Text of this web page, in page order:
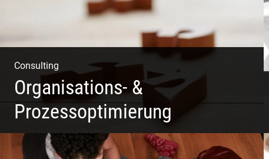
Consulting
Organisations- &
Prozessoptimierung
Erfolg ermöglichen durch Klarheit in der Vision